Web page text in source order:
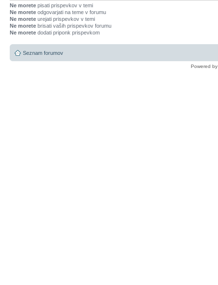
Ne morete pisati prispevkov v temi
Ne morete odgovarjati na teme v forumu
Ne morete urejati prispevkov v temi
Ne morete brisati vaših prispevkov forumu
Ne morete dodati priponk prispevkom
Seznam forumov
Powered